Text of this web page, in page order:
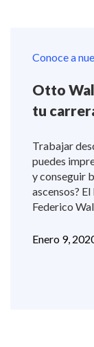
Conoce a
Otto
tu
Trabajar
puedes
y conseguir
ascensos?
Federico
Enero 9,